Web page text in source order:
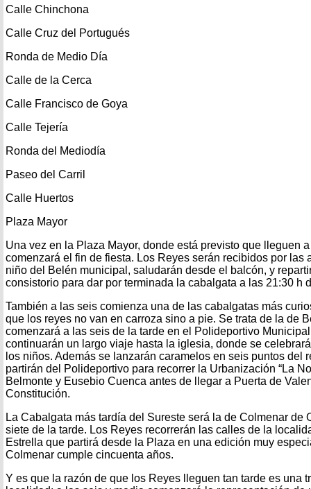
Calle Chinchona
Calle Cruz del Portugués
Ronda de Medio Día
Calle de la Cerca
Calle Francisco de Goya
Calle Tejería
Ronda del Mediodía
Paseo del Carril
Calle Huertos
Plaza Mayor
Una vez en la Plaza Mayor, donde está previsto que lleguen
comenzará el fin de fiesta. Los Reyes serán recibidos por las
niño del Belén municipal, saludarán desde el balcón, y
consistorio para dar por terminada la cabalgata a las 21:30 h
También a las seis comienza una de las cabalgatas más
que los reyes no van en carroza sino a pie. Se trata de la de
comenzará a las seis de la tarde en el Polideportivo
continuarán un largo viaje hasta la iglesia, donde se
los niños. Además se lanzarán caramelos en seis puntos del
partirán del Polideportivo para recorrer la Urbanización “La
Belmonte y Eusebio Cuenca antes de llegar a Puerta de
Constitución.
La Cabalgata más tardía del Sureste será la de Colmenar de
siete de la tarde. Los Reyes recorrerán las calles de la
Estrella que partirá desde la Plaza en una edición muy
Colmenar cumple cincuenta años.
Y es que la razón de que los Reyes lleguen tan tarde es una